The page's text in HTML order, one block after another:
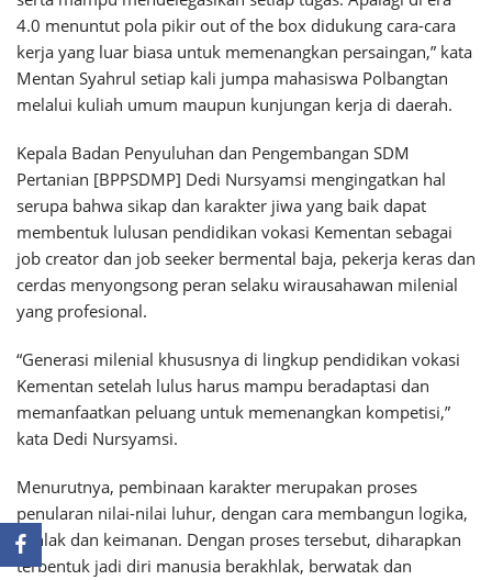
4.0 menuntut pola pikir out of the box didukung cara-cara
kerja yang luar biasa untuk memenangkan persaingan,” kata
Mentan Syahrul setiap kali jumpa mahasiswa Polbangtan
melalui kuliah umum maupun kunjungan kerja di daerah.
Kepala Badan Penyuluhan dan Pengembangan SDM
Pertanian [BPPSDMP] Dedi Nursyamsi mengingatkan hal
serupa bahwa sikap dan karakter jiwa yang baik dapat
membentuk lulusan pendidikan vokasi Kementan sebagai
job creator dan job seeker bermental baja, pekerja keras dan
cerdas menyongsong peran selaku wirausahawan milenial
yang profesional.
“Generasi milenial khususnya di lingkup pendidikan vokasi
Kementan setelah lulus harus mampu beradaptasi dan
memanfaatkan peluang untuk memenangkan kompetisi,”
kata Dedi Nursyamsi.
Menurutnya, pembinaan karakter merupakan proses
penularan nilai-nilai luhur, dengan cara membangun logika,
akhlak dan keimanan. Dengan proses tersebut, diharapkan
terbentuk jadi diri manusia berakhlak, berwatak dan